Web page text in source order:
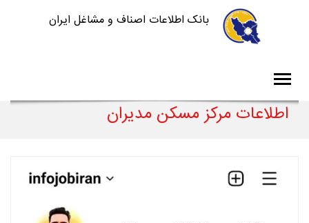
بانک اطلاعات اصناف و مشاغل ایران
اطلاعات مرکز مسکن مدیران